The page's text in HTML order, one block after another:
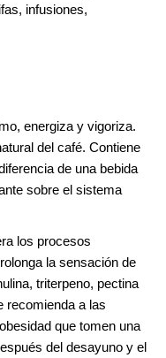
infusiones,
energiza y vigoriza.
del café. Contiene
de una bebida
sobre el sistema
los procesos
la sensación de
triterpeno, pectina
recomienda a las
que tomen una
del desayuno y el